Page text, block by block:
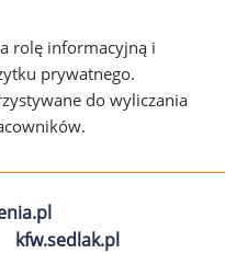
rolę informacyjną i
prywatnego.
do wyliczania
kfw.sedlak.pl